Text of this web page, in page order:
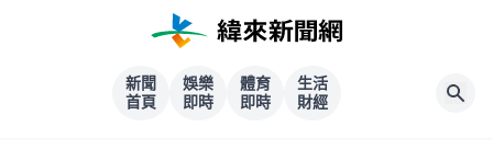
新聞
首頁
娛樂
即時
體育
即時
生活
財經